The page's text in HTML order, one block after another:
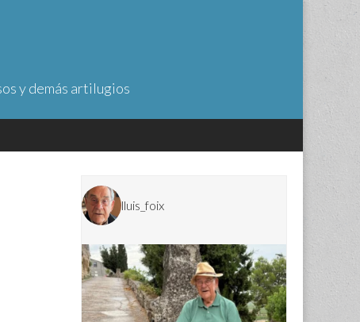
y demás artilugios
lluis_foix